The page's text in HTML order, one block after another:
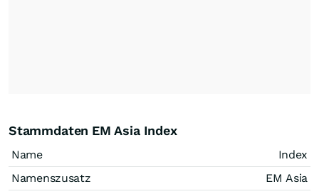
Stammdaten EM Asia Index
Name
Index
Namenszusatz
EM Asia